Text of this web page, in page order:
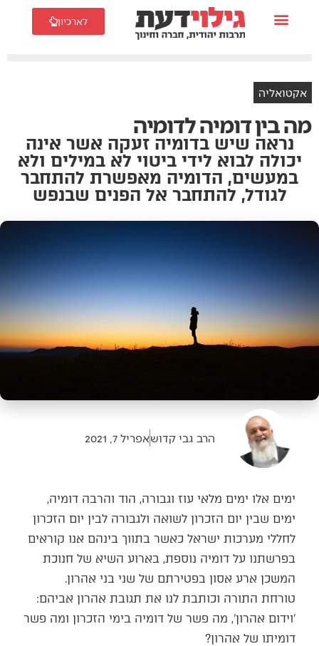
לארכיון
אקטואליה
מה בין דומיה לדומיה
נראה שיש בדומיה זעקה אשר אינה
יכולה לבוא לידי ביטוי לא במילים ולא
במעשים, הדומיה מאפשרת להתחבר
לגודל, להתחבר אל הפנים שבנפש
הרב גבי קדושאפריל 7, 2021
ימים אלו ימים מלאי עוז וגבורה, הוד והרבה דומיה,
ימים שבין יום הזכרון לשואה ולגבורה לבין יום הזכרון
לחללי מערכות ישראל כאשר בתווך בינהם אנו קוראים
בפרשתנו על דומיה נוספת, בארוע השיא של חנוכת
המשכן ארע אסון בפטירתם של שני בני אהרון.
טורחת התורה וכותבת לנו את תגובת אהרון אביהם:
'וידום אהרון', מה פשר של דומיה בימי הזכרון ומה פשר
דומיתו של אהרון?